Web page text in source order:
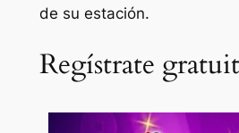
de su estación.
Regístrate